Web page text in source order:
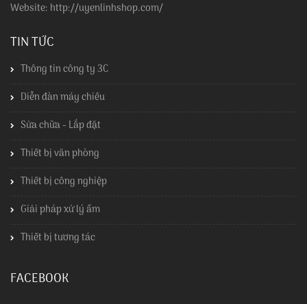
Website: http://uyenlinhshop.com/
TIN TỨC
Thông tin công ty 3C
Diễn đàn máy chiếu
Sửa chữa - Lắp đặt
Thiết bị văn phòng
Thiết bị công nghiệp
Giải pháp xử lý ẩm
Thiết bị tương tác
FACEBOOK